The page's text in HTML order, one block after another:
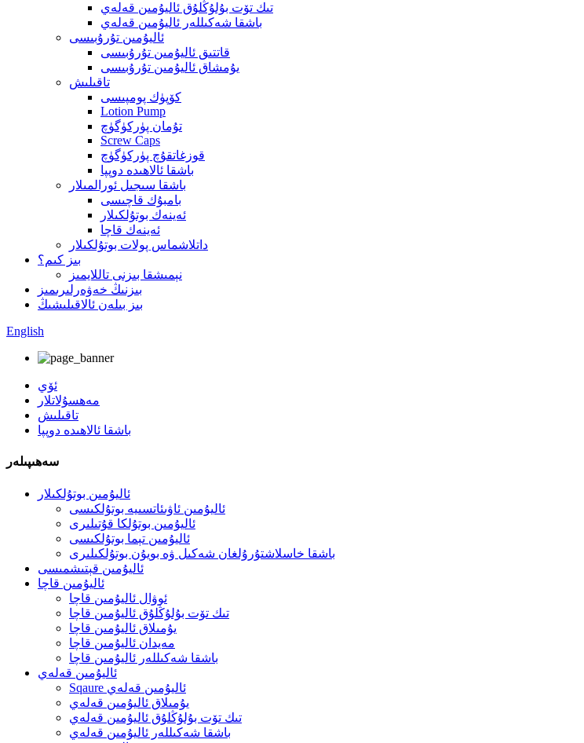
تىك تۆت بۇلۇڭلۇق ئاليۇمىن قەلەي
باشقا شەكىللەر ئاليۇمىن قەلەي
ئاليۇمىن تۇرۇبىسى
قاتتىق ئاليۇمىن تۇرۇبىسى
يۇمشاق ئاليۇمىن تۇرۇبىسى
تاقىلىش
كۆپۈك پومپىسى
Lotion Pump
تۇمان پۈركۈگۈچ
Screw Caps
قوزغاتقۇچ پۈركۈگۈچ
باشقا ئالاھىدە دوپپا
باشقا سىجىل ئورالمىلار
بامبۇك قاچىسى
ئەينەك بوتۇلكىلار
ئەينەك قاچا
داتلاشماس پولات بوتۇلكىلار
بىز كىم؟
نېمىشقا بىزنى تاللايمىز
بىزنىڭ خەۋەرلىرىمىز
بىز بىلەن ئالاقىلىشىڭ
English
ئۆي
مەھسۇلاتلار
تاقىلىش
باشقا ئالاھىدە دوپپا
سەھىپىلەر
ئاليۇمىن بوتۇلكىلار
ئاليۇمىن ئاۋىئاتسىيە بوتۇلكىسى
ئاليۇمىن بوتۇلكا قۇتىلىرى
ئاليۇمىن تېما بوتۇلكىسى
باشقا خاسلاشتۇرۇلغان شەكىل ۋە بويۇن بوتۇلكىلىرى
ئاليۇمىن قېتىشمىسى
ئاليۇمىن قاچا
ئوۋال ئاليۇمىن قاچا
تىك تۆت بۇلۇڭلۇق ئاليۇمىن قاچا
يۇمىلاق ئاليۇمىن قاچا
مەيدان ئاليۇمىن قاچا
باشقا شەكىللەر ئاليۇمىن قاچا
ئاليۇمىن قەلەي
Sqaure ئاليۇمىن قەلەي
يۇمىلاق ئاليۇمىن قەلەي
تىك تۆت بۇلۇڭلۇق ئاليۇمىن قەلەي
باشقا شەكىللەر ئاليۇمىن قەلەي